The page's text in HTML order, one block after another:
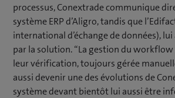
processus, Conextrade communique
système ERP d’Aligro, tandis que
international d’échange de données),
par la solution. “La gestion du
leur vérification, toujours gérée
aussi devenir une des évolutions de
système devant bientôt lui aussi être